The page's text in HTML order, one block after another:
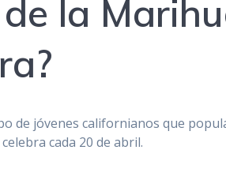
la
de jóvenes californianos que
cada 20 de abril.